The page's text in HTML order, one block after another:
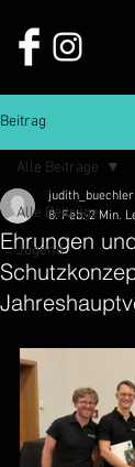
Beitrag
Alle Beiträge
Jugend
Alle Beiträge
Ehrungen
judith_buechler
8. Feb. 2 Min.